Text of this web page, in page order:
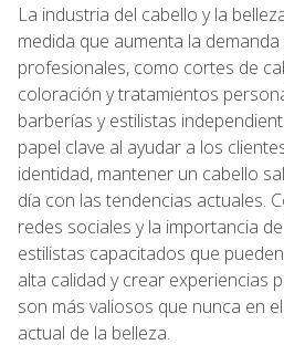
La industria del cabello y la
medida que aumenta la
profesionales, como cortes de
coloración y tratamientos
barberías y estilistas
papel clave al ayudar a los
identidad, mantener un cabello
día con las tendencias actuales.
redes sociales y la importancia
estilistas capacitados que
alta calidad y crear experiencias
son más valiosos que nunca en
actual de la belleza.